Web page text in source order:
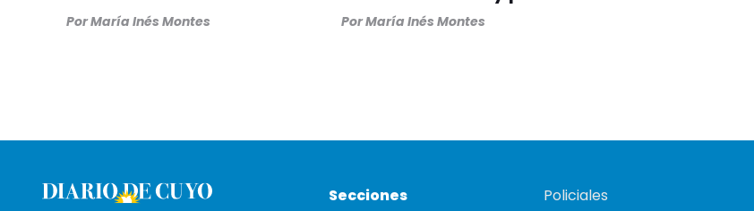
PorMaría Inés Montes PorMaría Inés Montes
Secciones
Policiales